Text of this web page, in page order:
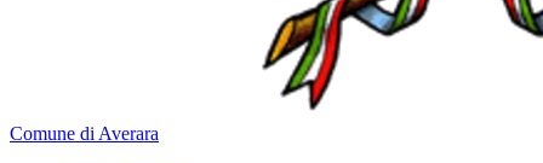
Comune di Averara